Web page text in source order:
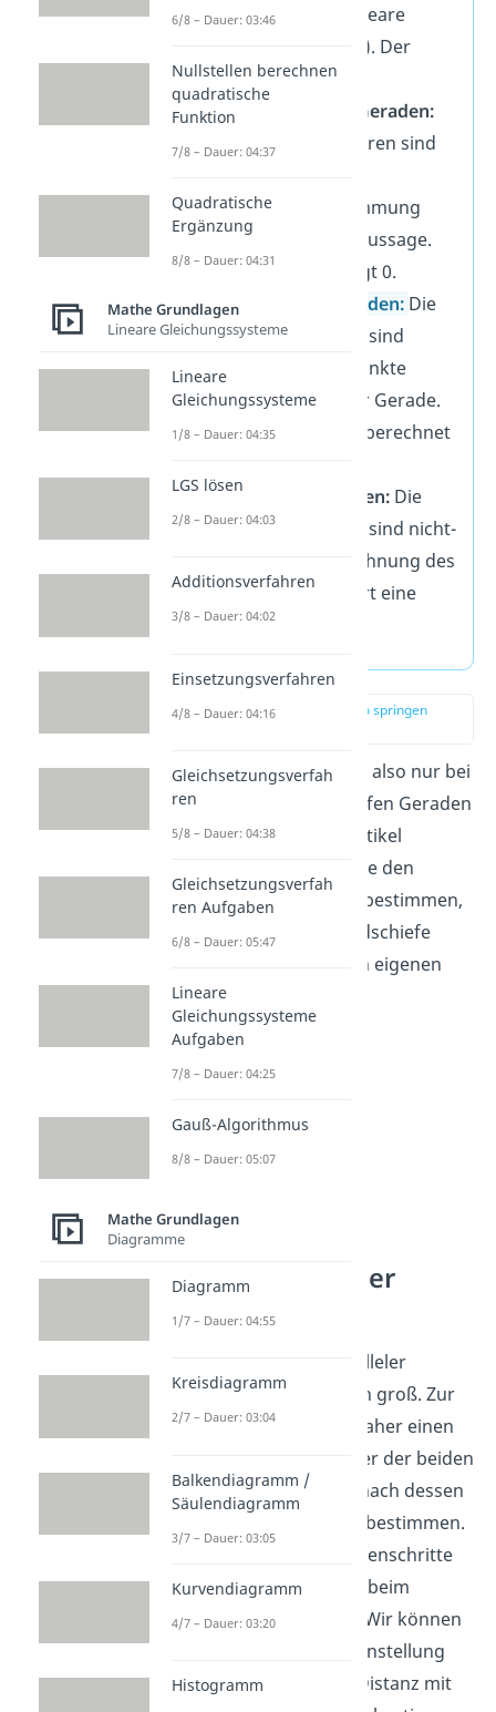
voneinander (kollineare
Richtungsvektoren). Der
Abstand beträgt 0.
sich schneidende Geraden:
Die Richtungsvektoren sind
Schnittpunktbestimmung
liefert eine wahre Aussage.
Der Abstand beträgt 0.
echt
parallele Geraden: Die
Richtungsvektoren sind
kollinear; die Aufpunkte
liegen nur auf einer Gerade.
Der Abstand muss berechnet
windschiefe
Geraden: Die
Richtungsvektoren sind nicht-
kollinear; die Berechnung des
Schnittpunkts liefert eine
falsche Aussage
zur Stelle im Video springen
Den Abstand müssen wir also nur bei
parallelen und windschiefen Geraden
bestimmen. In diesem Artikel
besprechen wir drei Wege den
Abstand für Geraden zu bestimmen,
die parallel sind. Für windschiefe
Geraden haben wir einen eigenen
Artikel für dich.
Abstand paralleler
Geraden
Der Abstand zweier paralleler
Geraden ist überall gleich groß. Zur
Berechnung kannst du daher einen
beliebigen Punkt auf einer der beiden
Geraden wählen und danach dessen
Entfernung zur anderen bestimmen.
Die anschließenden Rechenschritte
sind dann die selben wie beim
Abstand Punkt Gerade
Wir können
uns also je nach Aufgabenstellung
entscheiden, ob wir die Distanz mit
6/8 – Dauer: 03:46
Nullstellen berechnen
quadratische
Funktion
7/8 – Dauer: 04:37
Quadratische
Ergänzung
8/8 – Dauer: 04:31
Mathe Grundlagen
Lineare Gleichungssysteme
Lineare
Gleichungssysteme
1/8 – Dauer: 04:35
LGS lösen
2/8 – Dauer: 04:03
Additionsverfahren
3/8 – Dauer: 04:02
Einsetzungsverfahren
4/8 – Dauer: 04:16
Gleichsetzungsverfah
ren
5/8 – Dauer: 04:38
Gleichsetzungsverfah
ren Aufgaben
6/8 – Dauer: 05:47
Lineare
Gleichungssysteme
Aufgaben
7/8 – Dauer: 04:25
Gauß-Algorithmus
8/8 – Dauer: 05:07
Mathe Grundlagen
Diagramme
Diagramm
1/7 – Dauer: 04:55
Kreisdiagramm
2/7 – Dauer: 03:04
Balkendiagramm /
Säulendiagramm
3/7 – Dauer: 03:05
Kurvendiagramm
4/7 – Dauer: 03:20
Histogramm